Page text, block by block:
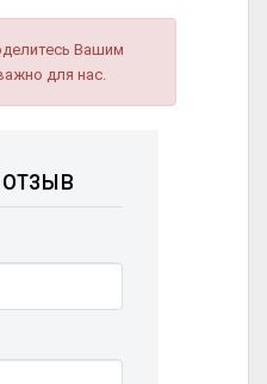
Вашим
для нас.